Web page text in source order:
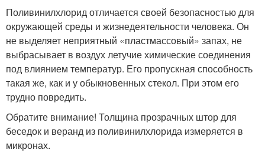
Поливинилхлорид отличается своей безопасностью для
окружающей среды и жизнедеятельности человека. Он
не выделяет неприятный «пластмассовый» запах, не
выбрасывает в воздух летучие химические соединения
под влиянием температур. Его пропускная способность
такая же, как и у обыкновенных стекол. При этом его
трудно повредить.
Обратите внимание! Толщина прозрачных штор для
беседок и веранд из поливинилхлорида измеряется в
микронах.